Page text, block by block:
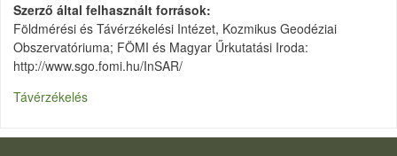
Szerző által felhasznált források
Földmérési és Távérzékelési Intézet, Kozmikus Geodéziai
Obszervatóriuma; FÖMI és Magyar Űrkutatási Iroda:
http://www.sgo.fomi.hu/InSAR/
Távérzékelés